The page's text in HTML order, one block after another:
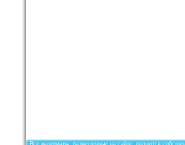
Все материалы, размещенные на сайте, являются